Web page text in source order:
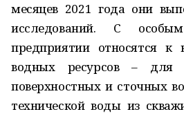
месяцев 2021 года они
исследований. С
предприятии относятся к
водных ресурсов – для
поверхностных и сточных
технической воды из